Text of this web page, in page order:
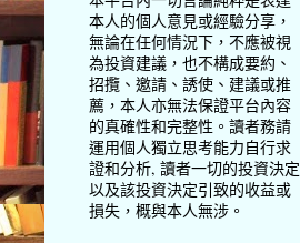
本人的個人意見或經驗分享，
無論在任何情況下，不應被視
為投資建議，也不構成要約、
招攬、邀請、誘使、建議或推
薦，本人亦無法保證平台內容
的真確性和完整性。讀者務請
運用個人獨立思考能力自行求
證和分析, 讀者一切的投資決定
以及該投資決定引致的收益或
損失，概與本人無涉。